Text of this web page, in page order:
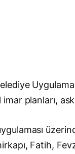
imar planları,
Fatih,